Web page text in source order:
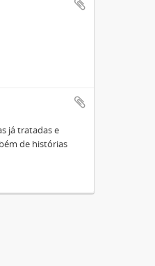
já tratadas e
de histórias